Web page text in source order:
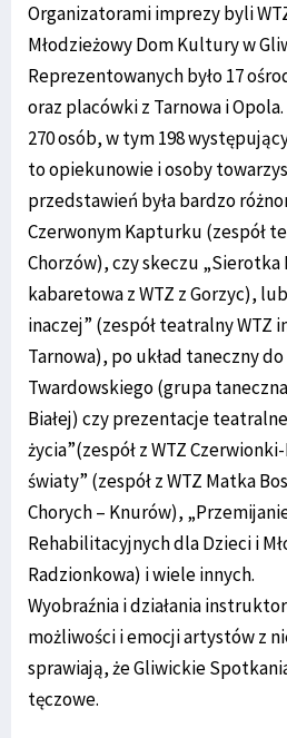
Organizatorami imprezy byli
Młodzieżowy Dom Kultury w
Reprezentowanych było 17
oraz placówki z Tarnowa i
270 osób, w tym 198
to opiekunowie i osoby
przedstawień była bardzo
Czerwonym Kapturku (zespół
Chorzów), czy skeczu „Sierotka
kabaretowa z WTZ z Gorzyc),
inaczej” (zespół teatralny WTZ
Tarnowa), po układ taneczny do
Twardowskiego (grupa
Białej) czy prezentacje
życia”(zespół z WTZ
światy” (zespół z WTZ Matka
Chorych – Knurów),
Rehabilitacyjnych dla Dzieci i
Radzionkowa) i wiele innych.
Wyobraźnia i działania
możliwości i emocji artystów z
sprawiają, że Gliwickie
tęczowe.